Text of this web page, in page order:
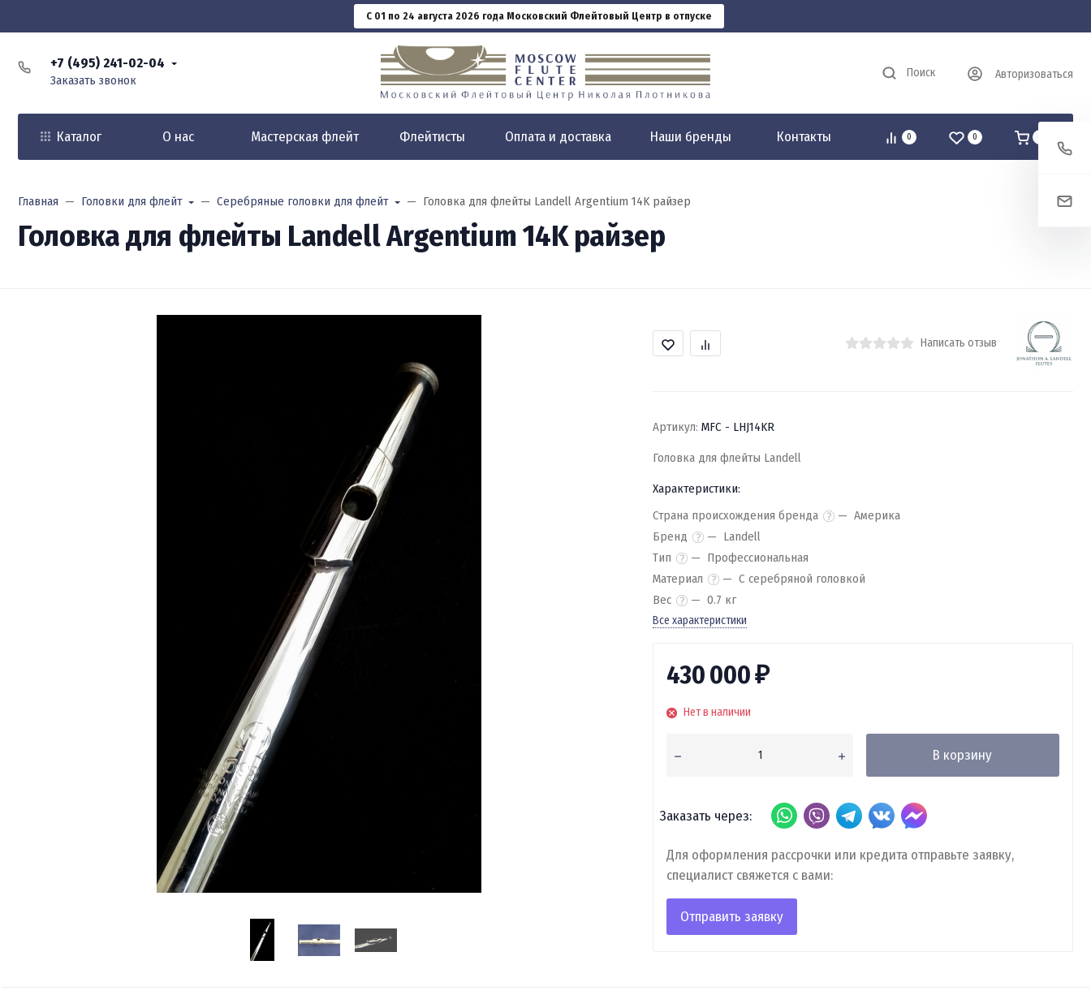
С 01 по 24 августа 2026 года Московский Флейтовый Центр в отпуске
+7 (495) 241-02-04
Заказать звонок
Поиск Авторизоваться
Каталог О нас Мастерская флейт Флейтисты Оплата и доставка Наши бренды Контакты 0 0
Главная Головки для флейт Серебряные головки для флейт Головка для флейты Landell Argentium 14K райзер
Головка для флейты Landell Argentium 14K райзер
Написать отзыв
Артикул: MFC - LHJ14KR
Головка для флейты Landell
Характеристики:
Страна происхождения бренда
Америка
Бренд
Landell
Тип
Профессиональная
Материал
С серебряной головкой
Вес
0.7 кг
Все характеристики
430 000₽
Нет в наличии
В корзину
Заказать через:
Для оформления рассрочки или кредита отправьте заявку,
специалист свяжется с вами:
Отправить заявку